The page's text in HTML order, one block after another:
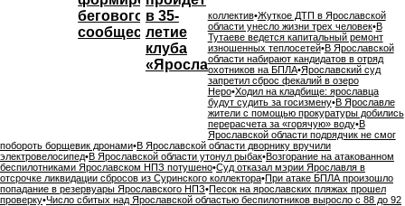
бегового
сообщества
в 35-
летие
клуба
«Ярославич»
коллектив•Жуткое ДТП в Ярославской
области унесло жизни трех человек•В
Тутаеве ведется капитальный ремонт
изношенных теплосетей•В Ярославской
области набирают кандидатов в отряд
охотников на БПЛА•Ярославский суд
запретил сброс фекалий в озеро
Неро•Ходил на кладбище: ярославца
будут судить за госизмену•В Ярославле
жители с помощью прокуратуры добились
перерасчета за «горячую» воду•В
Ярославской области подрядчик не смог
побороть борщевик дронами•В Ярославской области дворнику вручили
электровелосипед•В Ярославской области утонул рыбак•Возгорание на атакованном
беспилотниками Ярославском НПЗ потушено•Суд отказал мэрии Ярославля в
отсрочке ликвидации сбросов из Суринского коллектора•При атаке БПЛА произошло
попадание в резервуары Ярославского НПЗ•Песок на ярославских пляжах прошел
проверку•Число сбитых над Ярославской областью беспилотников выросло с 88 до 92